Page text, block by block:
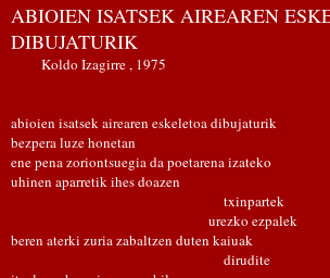
ABIOIEN ISATSEK AIREAREN
DIBUJATURIK
Koldo Izagirre , 1975
abioien isatsek airearen eskeletoa dibujaturik
bezpera luze honetan
ene pena zoriontsuegia da poetarena izateko
uhinen aparretik ihes doazen
txinpartek
urezko ezpalek
beren aterki zuria zabaltzen duten kaiuak
dirudite